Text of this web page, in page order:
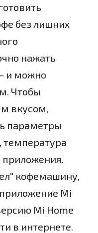
без лишних
нажать
и можно
Чтобы
вкусом,
параметры
температура
приложения.
кофемашину,
Mi
Mi Home
в интернете.